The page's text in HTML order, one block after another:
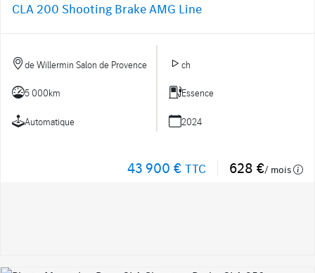
CLA 200 Shooting Brake AMG Line
de Willermin Salon de Provence ch
5 000km Essence
Automatique 2024
43 900 € TTC 628 €/ mois